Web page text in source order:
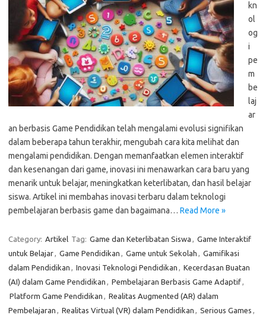
kn
ol
og
i
pe
m
be
laj
ar
an berbasis Game Pendidikan telah mengalami evolusi signifikan
dalam beberapa tahun terakhir, mengubah cara kita melihat dan
mengalami pendidikan. Dengan memanfaatkan elemen interaktif
dan kesenangan dari game, inovasi ini menawarkan cara baru yang
menarik untuk belajar, meningkatkan keterlibatan, dan hasil belajar
siswa. Artikel ini membahas inovasi terbaru dalam teknologi
pembelajaran berbasis game dan bagaimana… Read More »
Category: Artikel Tag: Game dan Keterlibatan Siswa , Game Interaktif
untuk Belajar, Game Pendidikan , Game untuk Sekolah , Gamifikasi
dalam Pendidikan , Inovasi Teknologi Pendidikan , Kecerdasan Buatan
(AI) dalam Game Pendidikan , Pembelajaran Berbasis Game Adaptif,
Platform Game Pendidikan , Realitas Augmented (AR) dalam
Pembelajaran , Realitas Virtual (VR) dalam Pendidikan , Serious Games ,